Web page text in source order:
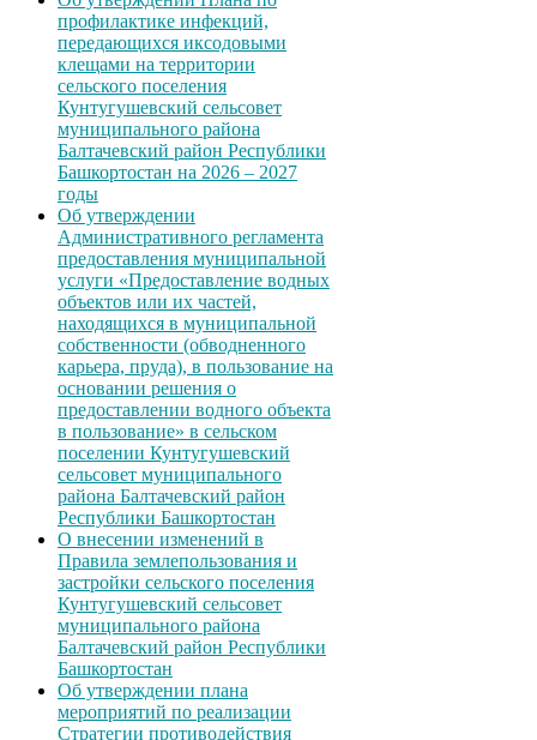
профилактике инфекций,
передающихся иксодовыми
клещами на территории
сельского поселения
Кунтугушевский сельсовет
муниципального района
Балтачевский район Республики
Башкортостан на 2026 – 2027
годы
Об утверждении
Административного регламента
предоставления муниципальной
услуги «Предоставление водных
объектов или их частей,
находящихся в муниципальной
собственности (обводненного
карьера, пруда), в пользование на
основании решения о
предоставлении водного объекта
в пользование» в сельском
поселении Кунтугушевский
сельсовет муниципального
района Балтачевский район
Республики Башкортостан
О внесении изменений в
Правила землепользования и
застройки сельского поселения
Кунтугушевский сельсовет
муниципального района
Балтачевский район Республики
Башкортостан
Об утверждении плана
мероприятий по реализации
Стратегии противодействия